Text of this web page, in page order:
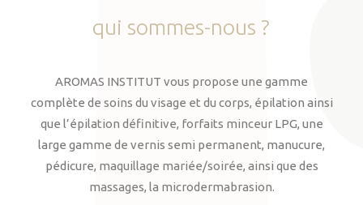
qui sommes-nous ?
AROMAS INSTITUT vous propose une gamme
complète de soins du visage et du corps, épilation ainsi
que l’épilation définitive, forfaits minceur LPG, une
large gamme de vernis semi permanent, manucure,
pédicure, maquillage mariée/soirée, ainsi que des
massages, la microdermabrasion.